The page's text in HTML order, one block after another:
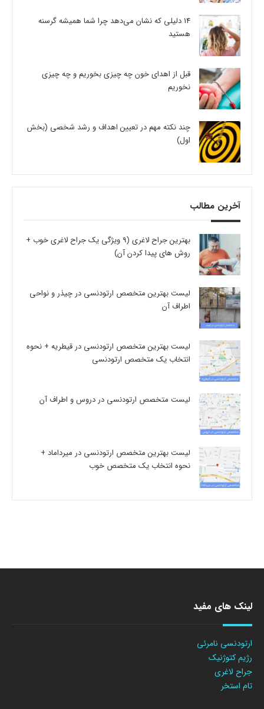
14 دلیلی که نشان می‌دهد چرا شما همیشه گرسنه
هستید
قبل از اهدای خون چه چیزی بخوریم و چه چیزی
نخوریم
چند نکته مهم در تعیین اهداف و رشد شخصی (بخش
اول)
آخرین مطالب
بهترین جراح لاغری (9 ویژگی یک جراح لاغری خوب +
روش های پیدا کردن آن)
لیست بهترین متخصص ارتودنسی در چیذر و نواحی
اطراف آن
لیست بهترین متخصص ارتودنسی در قیطریه + نحوه
انتخاب یک متخصص ارتودنسی
لیست متخصص ارتودنسی در دروس و اطراف آن
لیست بهترین متخصص ارتودنسی در میرداماد +
نحوه انتخاب یک متخصص خوب
لینک های مفید
ارتودنسی نامرئی
رژیم کتوژنیک
جراح لاغری
تام استخر